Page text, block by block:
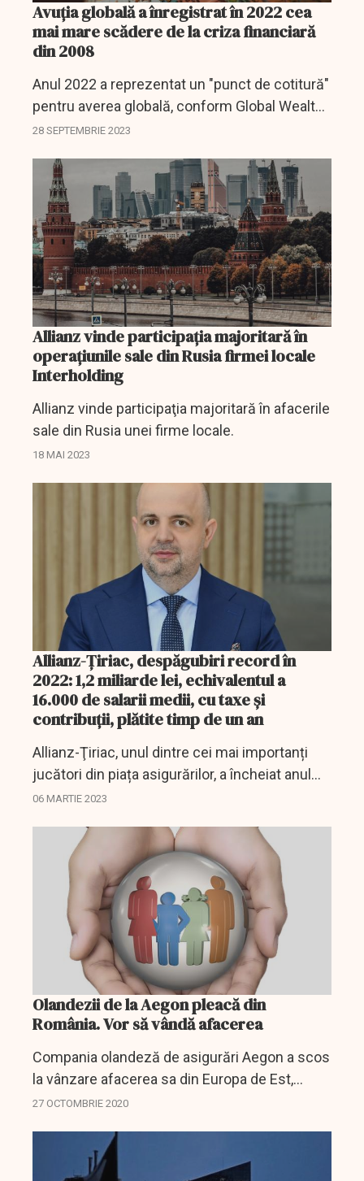
Avuția globală a înregistrat în 2022 cea
mai mare scădere de la criza financiară
din 2008
Anul 2022 a reprezentat un "punct de cotitură"
pentru averea globală, conform Global Wealth
Report, un studiu al companiei financiare
28 SEPTEMBRIE 2023
Allianz vinde participaţia majoritară în
operaţiunile sale din Rusia firmei locale
Interholding
Allianz vinde participaţia majoritară în afacerile
sale din Rusia unei firme locale.
18 MAI 2023
Allianz-Țiriac, despăgubiri record în
2022: 1,2 miliarde lei, echivalentul a
16.000 de salarii medii, cu taxe și
contribuții, plătite timp de un an
Allianz-Ţiriac, unul dintre cei mai importanți
jucători din piața asigurărilor, a încheiat anul
2022 cu prime brute subscrise în valoare de
06 MARTIE 2023
Olandezii de la Aegon pleacă din
România. Vor să vândă afacerea
Compania olandeză de asigurări Aegon a scos
la vânzare afacerea sa din Europa de Est,
inclusiv din România, în încercarea de a obţine
27 OCTOMBRIE 2020